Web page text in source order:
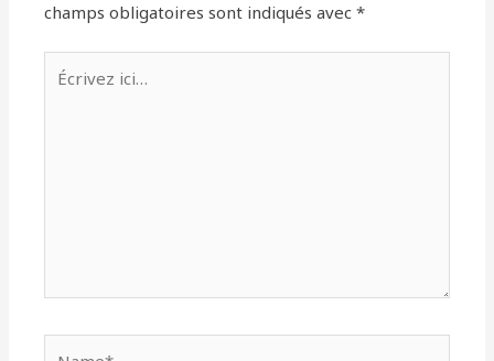
champs obligatoires sont indiqués avec*
ici…